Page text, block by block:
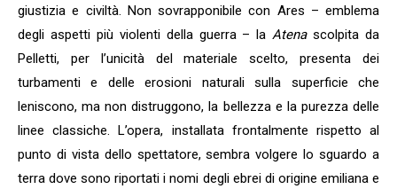
giustizia e civiltà. Non sovrapponibile con Ares – emblema
degli aspetti più violenti della guerra – la Atenascolpita da
Pelletti, per l’unicità del materiale scelto, presenta dei
turbamenti e delle erosioni naturali sulla superficie che
leniscono, ma non distruggono, la bellezza e la purezza delle
linee classiche. L’opera, installata frontalmente rispetto al
punto di vista dello spettatore, sembra volgere lo sguardo a
terra dove sono riportati i nomi degli ebrei di origine emiliana e